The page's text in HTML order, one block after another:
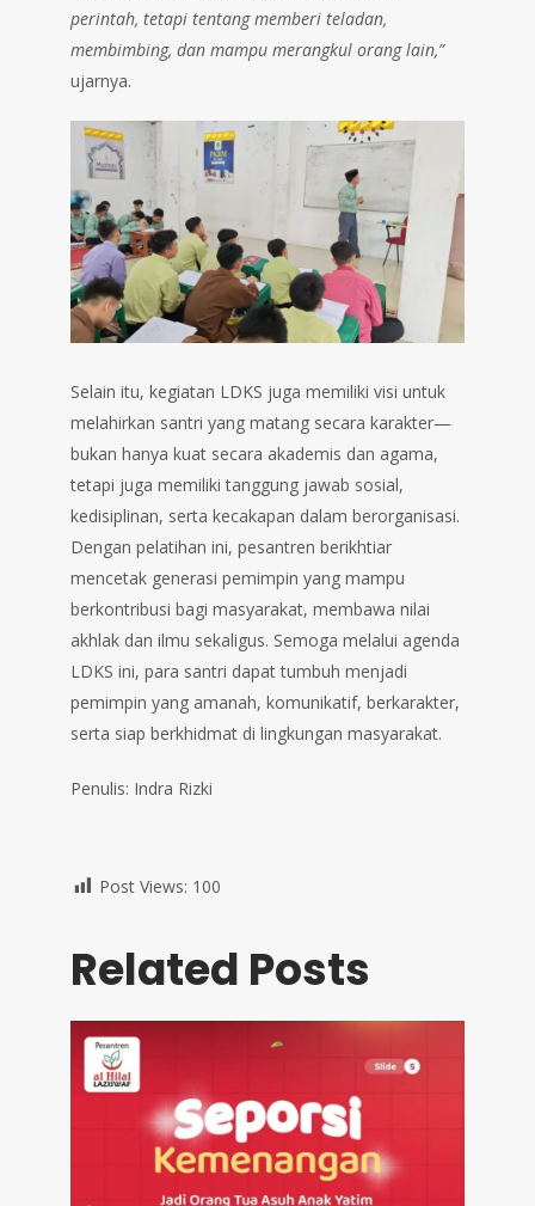
perintah, tetapi tentang memberi teladan,
membimbing, dan mampu merangkul orang lain,”
ujarnya.
Selain itu, kegiatan LDKS juga memiliki visi untuk
melahirkan santri yang matang secara karakter—
bukan hanya kuat secara akademis dan agama,
tetapi juga memiliki tanggung jawab sosial,
kedisiplinan, serta kecakapan dalam berorganisasi.
Dengan pelatihan ini, pesantren berikhtiar
mencetak generasi pemimpin yang mampu
berkontribusi bagi masyarakat, membawa nilai
akhlak dan ilmu sekaligus. Semoga melalui agenda
LDKS ini, para santri dapat tumbuh menjadi
pemimpin yang amanah, komunikatif, berkarakter,
serta siap berkhidmat di lingkungan masyarakat.
Penulis: Indra Rizki
Post Views: 100
Related Posts